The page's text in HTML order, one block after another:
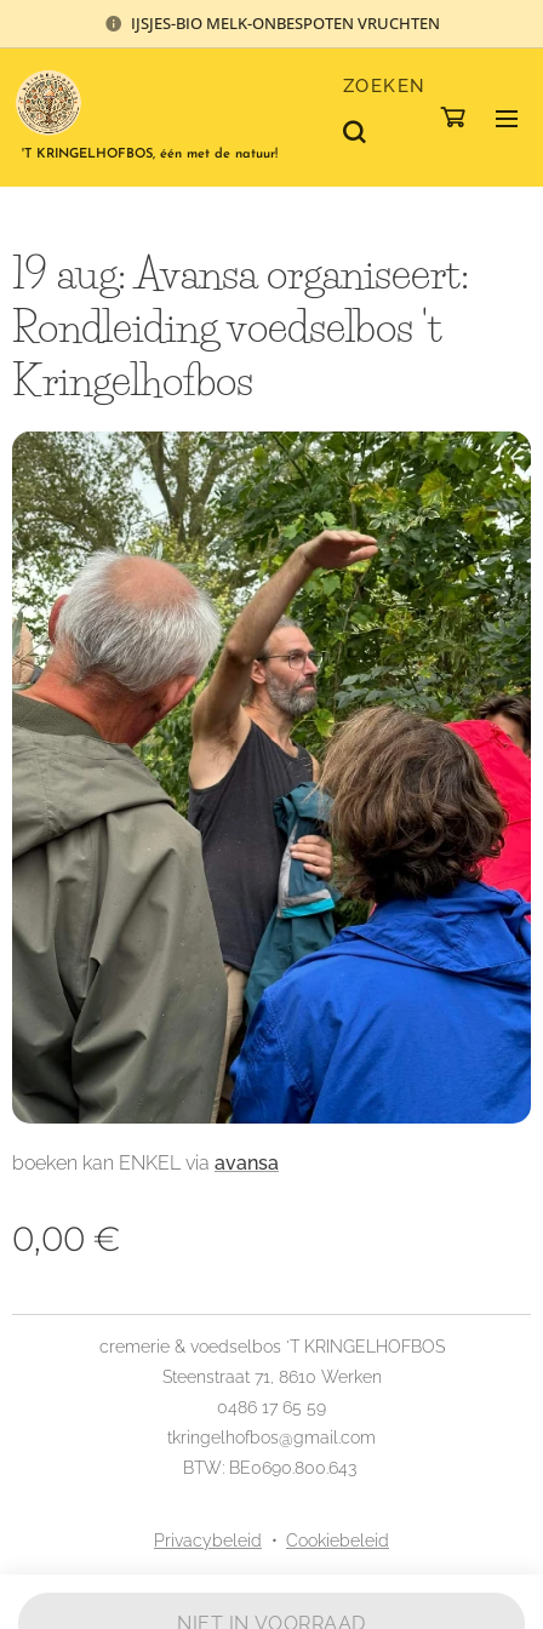
IJSJES-BIO MELK-ONBESPOTEN VRUCHTEN
'T KRINGELHOFBOS, één met de natuur!
ZOEKEN
19 aug: Avansa organiseert:
Rondleiding voedselbos 't
Kringelhofbos
boeken kan ENKEL via avansa
0,00 €
NIET IN VOORRAAD
cremerie & voedselbos 'T KRINGELHOFBOS
Steenstraat 71, 8610 Werken
0486 17 65 59
tkringelhofbos@gmail.com
BTW: BE0690.800.643
Privacybeleid Cookiebeleid